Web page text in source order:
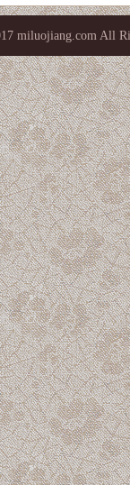
miluojiang.com All